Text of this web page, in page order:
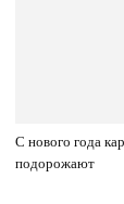
С нового года
подорожают